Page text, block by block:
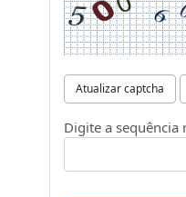
Atualizar captcha
Digite a sequência